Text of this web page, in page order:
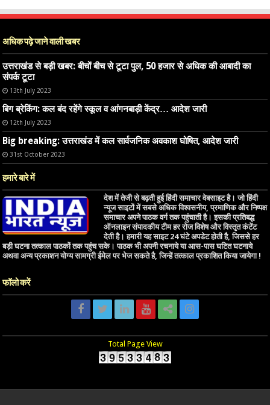
अधिक पढ़े जाने वाली खबर
उत्तराखंड से बड़ी खबर: बीचों बीच से टूटा पुल, 50 हजार से अधिक की आबादी का
संपर्क टूटा
13th July 2023
बिग ब्रेकिंग: कल बंद रहेंगे स्कूल व आंगनबाड़ी केंद्र… आदेश जारी
12th July 2023
Big breaking: उत्तराखंड में कल सार्वजनिक अवकाश घोषित, आदेश जारी
31st October 2023
हमारे बारे में
देश में तेजी से बढ़ती हुई हिंदी समाचार वेबसाइट है। जो हिंदी
न्यूज साइटों में सबसे अधिक विश्वसनीय, प्रमाणिक और निष्पक्ष
समाचार अपने पाठक वर्ग तक पहुंचाती है। इसकी प्रतिबद्ध
ऑनलाइन संपादकीय टीम हर रोज विशेष और विस्तृत कंटेंट
देती है। हमारी यह साइट 24 घंटे अपडेट होती है, जिससे हर
बड़ी घटना तत्काल पाठकों तक पहुंच सके। पाठक भी अपनी रचनाये या आस-पास घटित घटनाये
अथवा अन्य प्रकाशन योग्य सामग्री ईमेल पर भेज सकते है, जिन्हें तत्काल प्रकाशित किया जायेगा !
फॉलो करें
Total Page View